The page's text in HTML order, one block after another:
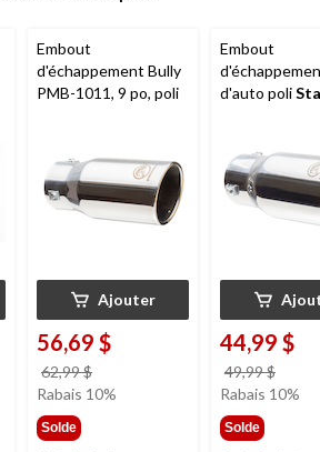
Embout
d'échappement Bully
PMB-1011, 9 po, poli
Ajouter
56,69 $
62,99 $
était
Rabais 10%
Solde
Embout
d'auto poli
44,99 $
49,99 $
était
Rabais 10%
Solde